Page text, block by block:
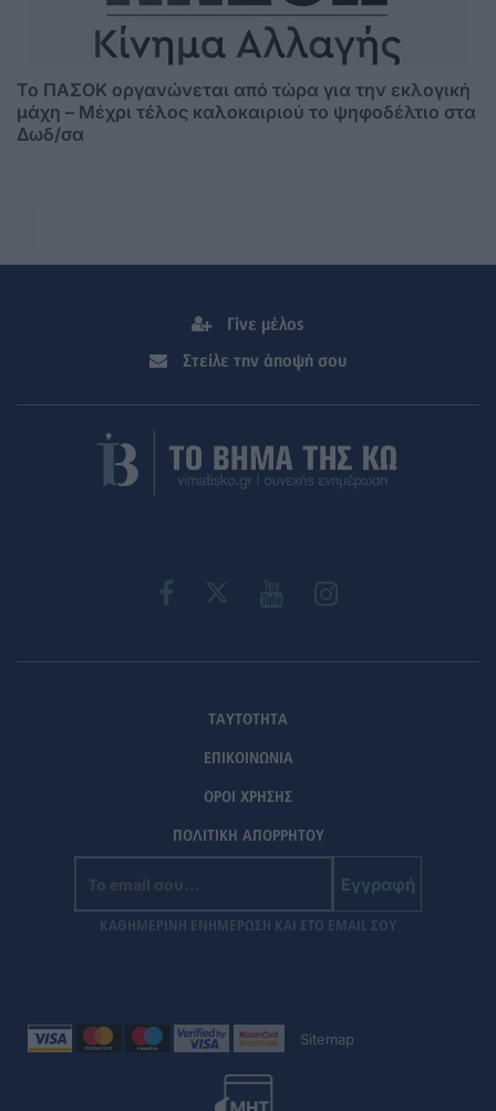
Το ΠΑΣΟΚ οργανώνεται από τώρα για την εκλογική
μάχη – Μέχρι τέλος καλοκαιριού το ψηφοδέλτιο στα
Δωδ/σα
Γίνε μέλος
Στείλε την άποψή σου
ΤΑΥΤΟΤΗΤΑ
ΕΠΙΚΟΙΝΩΝΙΑ
ΟΡΟΙ ΧΡΗΣΗΣ
ΠΟΛΙΤΙΚΗ ΑΠΟΡΡΗΤΟΥ
Εγγραφή
ΚΑΘΗΜΕΡΙΝΗ ΕΝΗΜΕΡΩΣΗ ΚΑΙ ΣΤΟ EMAIL ΣΟΥ
Sitemap